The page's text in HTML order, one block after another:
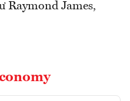
Raymond James,